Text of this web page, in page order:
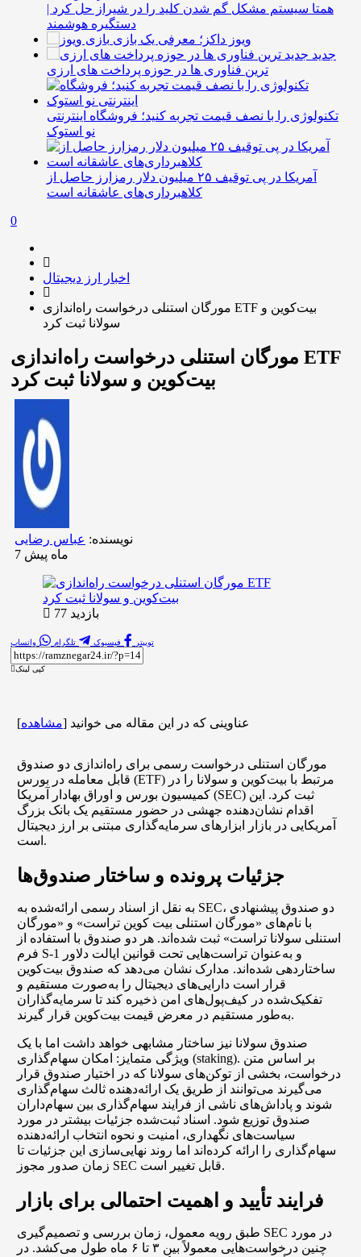
همتا سیستم مشکل گم شدن کلید را در شیراز حل کرد |
دستگیره هوشمند
ویوز داکز؛ معرفی یک بازی
جدید
ترین فناوری ها در حوزه پرداخت های ارزی
تکنولوژی را با نصف قیمت تجربه کنید؛ فروشگاه اینترنتی
نو استوک
آمریکا در پی توقیف ۲۵ میلیون دلار رمزارز حاصل از
کلاهبرداری‌های عاشقانه است
0
اخبار ارز دیجیتال
مورگان استنلی درخواست راه‌اندازی ETF بیت‌کوین و
سولانا ثبت کرد
مورگان استنلی درخواست راه‌اندازی ETF
بیت‌کوین و سولانا ثبت کرد
نویسنده: عباس رضایی
7 ماه پیش
بازدید 77
توییتر فیسبوک تلگرام واتساپ
کپی لینک
عناوینی که در این مقاله می خوانید [مشاهده]
مورگان استنلی درخواست رسمی برای راه‌اندازی دو صندوق
قابل معامله در بورس (ETF) مرتبط با بیت‌کوین و سولانا را در
کمیسیون بورس و اوراق بهادار آمریکا (SEC) ثبت کرد. این
اقدام نشان‌دهنده جهشی در حضور مستقیم یک بانک بزرگ
آمریکایی در بازار ابزارهای سرمایه‌گذاری مبتنی بر ارز دیجیتال
است.
جزئیات پرونده و ساختار صندوق‌ها
به نقل از اسناد رسمی ارائه‌شده به SEC، دو صندوق پیشنهادی
با نام‌های «مورگان استنلی بیت کوین تراست» و «مورگان
استنلی سولانا تراست» ثبت شده‌اند. هر دو صندوق با استفاده از
فرم S-1 و به‌عنوان تراست‌هایی تحت قوانین ایالت دلاور
ساختاردهی شده‌اند. مدارک نشان می‌دهد که صندوق بیت‌کوین
قرار است دارایی‌های دیجیتال را به‌صورت مستقیم و
تفکیک‌شده در کیف‌پول‌های امن ذخیره کند تا سرمایه‌گذاران
به‌طور مستقیم در معرض قیمت بیت‌کوین قرار گیرند.
صندوق سولانا نیز ساختار مشابهی خواهد داشت اما با یک
ویژگی متمایز: امکان سهام‌گذاری (staking). بر اساس متن
درخواست، بخشی از توکن‌های سولانا که در اختیار صندوق قرار
می‌گیرند می‌توانند از طریق یک ارائه‌دهنده ثالث سهام‌گذاری
شوند و پاداش‌های ناشی از فرایند سهام‌گذاری بین سهام‌داران
صندوق توزیع شود. اسناد ثبت‌شده جزئیات بیشتر در مورد
سیاست‌های نگهداری، امنیت و نحوه انتخاب ارائه‌دهنده
سهام‌گذاری را ارائه کرده‌اند اما روند نهایی‌سازی این جزئیات تا
زمان صدور مجوز SEC قابل تغییر است.
فرایند تأیید و اهمیت احتمالی برای بازار
طبق رویه معمول، زمان بررسی و تصمیم‌گیری SEC در مورد
چنین درخواست‌هایی معمولاً بین ۳ تا ۶ ماه طول می‌کشد. در